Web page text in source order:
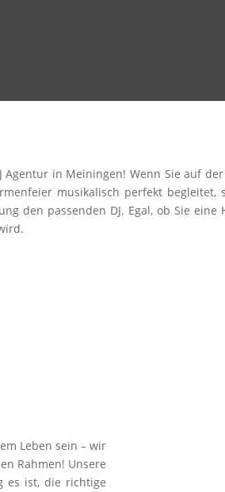
Agentur in Meiningen! Wenn Sie auf
musikalisch perfekt
den passenden DJ. Egal, ob Sie
Leben sein – wir
Rahmen! Unsere
es ist, die richtige